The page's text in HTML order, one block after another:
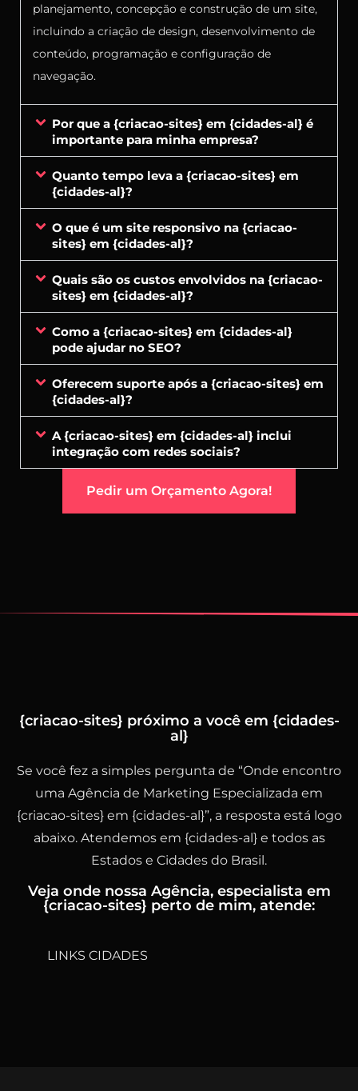
planejamento, concepção e construção de um site,
incluindo a criação de design, desenvolvimento de
conteúdo, programação e configuração de
navegação.
Por que a {criacao-sites} em {cidades-al} é
importante para minha empresa?
Quanto tempo leva a {criacao-sites} em
{cidades-al}?
O que é um site responsivo na {criacao-
sites} em {cidades-al}?
Quais são os custos envolvidos na {criacao-
sites} em {cidades-al}?
Como a {criacao-sites} em {cidades-al}
pode ajudar no SEO?
Oferecem suporte após a {criacao-sites} em
{cidades-al}?
A {criacao-sites} em {cidades-al} inclui
integração com redes sociais?
Pedir um Orçamento Agora!
{criacao-sites} próximo a você em {cidades-
al}
Se você fez a simples pergunta de “Onde encontro
uma Agência de Marketing Especializada em
{criacao-sites} em {cidades-al}”, a resposta está logo
abaixo. Atendemos em {cidades-al} e todos as
Estados e Cidades do Brasil.
Veja onde nossa Agência, especialista em
{criacao-sites} perto de mim, atende:
LINKS CIDADES